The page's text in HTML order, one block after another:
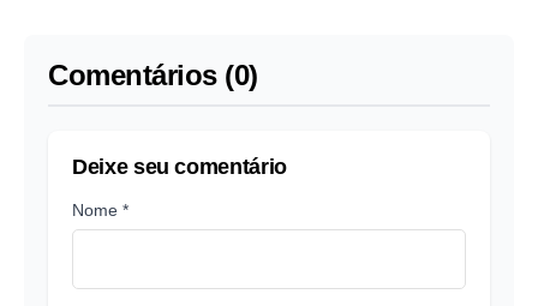
Comentários (0)
Deixe seu comentário
Nome *